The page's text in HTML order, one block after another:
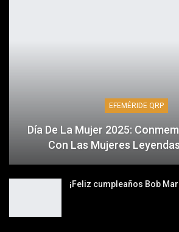
EFEMÉRIDE QRP
Día De La Mujer 2025:
Con Las Mujeres
¡Feliz cumpleaños Bob